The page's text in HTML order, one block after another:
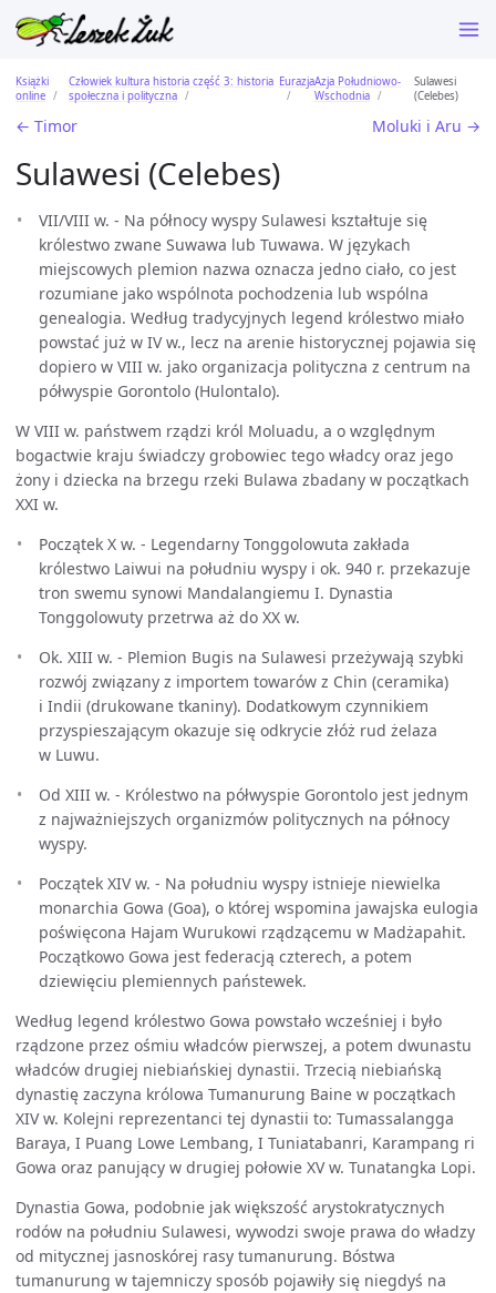
Książki
online
Człowiek kultura historia część 3: historia
społeczna i polityczna
EurazjaAzja Południowo-
Wschodnia
Sulawesi
(Celebes)
← Timor Moluki i Aru →
Sulawesi (Celebes)
VII/VIII w. - Na północy wyspy Sulawesi kształtuje się
królestwo zwane Suwawa lub Tuwawa. W językach
miejscowych plemion nazwa oznacza jedno ciało, co jest
rozumiane jako wspólnota pochodzenia lub wspólna
genealogia. Według tradycyjnych legend królestwo miało
powstać już w IV w., lecz na arenie historycznej pojawia się
dopiero w VIII w. jako organizacja polityczna z centrum na
półwyspie Gorontolo (Hulontalo).
W VIII w. państwem rządzi król Moluadu, a o względnym
bogactwie kraju świadczy grobowiec tego władcy oraz jego
żony i dziecka na brzegu rzeki Bulawa zbadany w początkach
XXI w.
Początek X w. - Legendarny Tonggolowuta zakłada
królestwo Laiwui na południu wyspy i ok. 940 r. przekazuje
tron swemu synowi Mandalangiemu I. Dynastia
Tonggolowuty przetrwa aż do XX w.
Ok. XIII w. - Plemion Bugis na Sulawesi przeżywają szybki
rozwój związany z importem towarów z Chin (ceramika)
i Indii (drukowane tkaniny). Dodatkowym czynnikiem
przyspieszającym okazuje się odkrycie złóż rud żelaza
w Luwu.
Od XIII w. - Królestwo na półwyspie Gorontolo jest jednym
z najważniejszych organizmów politycznych na północy
wyspy.
Początek XIV w. - Na południu wyspy istnieje niewielka
monarchia Gowa (Goa), o której wspomina jawajska eulogia
poświęcona Hajam Wurukowi rządzącemu w Madżapahit.
Początkowo Gowa jest federacją czterech, a potem
dziewięciu plemiennych państewek.
Według legend królestwo Gowa powstało wcześniej i było
rządzone przez ośmiu władców pierwszej, a potem dwunastu
władców drugiej niebiańskiej dynastii. Trzecią niebiańską
dynastię zaczyna królowa Tumanurung Baine w początkach
XIV w. Kolejni reprezentanci tej dynastii to: Tumassalangga
Baraya, I Puang Lowe Lembang, I Tuniatabanri, Karampang ri
Gowa oraz panujący w drugiej połowie XV w. Tunatangka Lopi.
Dynastia Gowa, podobnie jak większość arystokratycznych
rodów na południu Sulawesi, wywodzi swoje prawa do władzy
od mitycznej jasnoskórej rasy tumanurung. Bóstwa
tumanurung w tajemniczy sposób pojawiły się niegdyś na